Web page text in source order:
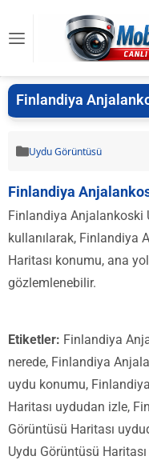
Finlandiya
Uydu Görüntüsü
Finlandiya
Finlandiya Anjalankoski
kullanılarak, Finlandiya
Haritası konumu, ana
gözlemlenebilir.
Etiketler: Finlandiya
nerede, Finlandiya
uydu konumu,
Haritası uydudan izle,
Görüntüsü Haritası
Uydu Görüntüsü